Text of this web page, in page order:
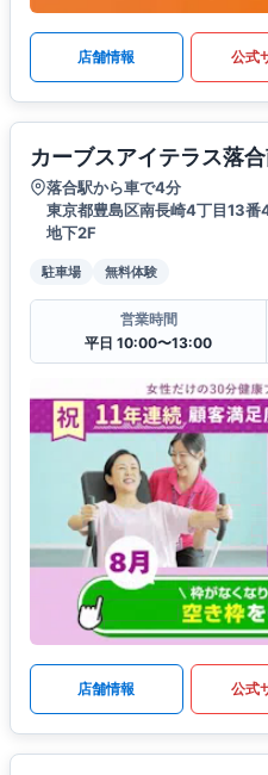
店舗情報 公式
カーブスアイテラス落
落合駅から車で4分
東京都豊島区南長崎4丁目13
地下2F
駐車場 無料体験
営業時間
平日 10:00〜13:00
店舗情報 公式